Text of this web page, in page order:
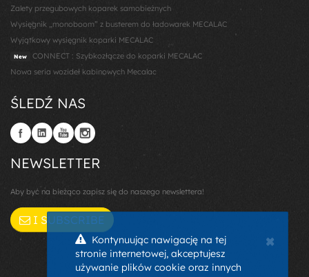
Zalety przegubowych koparek samobieżnych
Wysięgnik „monoboom” z busterem do ładowarek MECALAC
Wyjątkowy wysięgnik koparki MECALAC
New
CONNECT : Szybkozłącze do koparki MECALAC
Nowa seria wozideł kabinowych Mecalac
ŚLEDŹ NAS
NEWSLETTER
Aby być na bieżąco zapisz się do naszego newslettera!
I SUBSCRIBE
×
Kontynuując nawigację na tej
stronie internetowej, akceptujesz
używanie plików cookie oraz innych